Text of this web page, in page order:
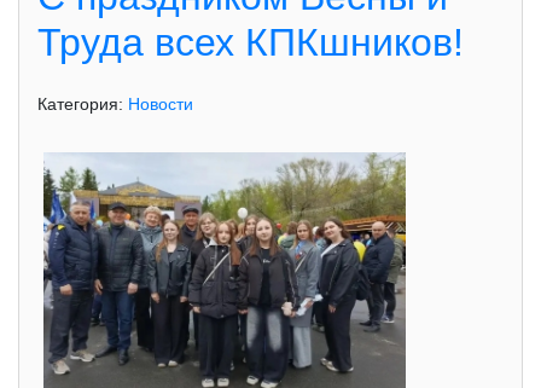
Труда всех КПКшников!
Категория: Новости